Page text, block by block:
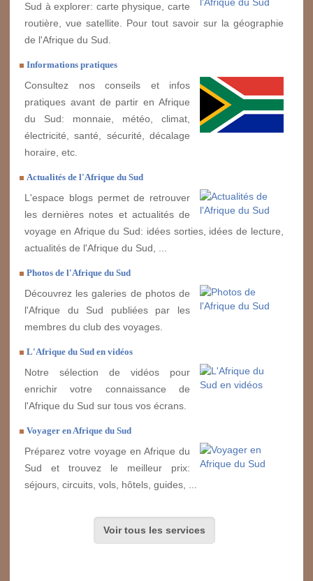
Sud à explorer: carte physique, carte
routière, vue satellite. Pour tout savoir sur la géographie
de l'Afrique du Sud.
Informations pratiques
Consultez nos conseils et infos
pratiques avant de partir en Afrique
du Sud: monnaie, météo, climat,
électricité, santé, sécurité, décalage
horaire, etc.
Actualités de l'Afrique du Sud
L'espace blogs permet de retrouver
les dernières notes et actualités de
voyage en Afrique du Sud: idées sorties, idées de lecture,
actualités de l'Afrique du Sud, ...
Photos de l'Afrique du Sud
Découvrez les galeries de photos de
l'Afrique du Sud publiées par les
membres du club des voyages.
L'Afrique du Sud en vidéos
Notre sélection de vidéos pour
enrichir votre connaissance de
l'Afrique du Sud sur tous vos écrans.
Voyager en Afrique du Sud
Préparez votre voyage en Afrique du
Sud et trouvez le meilleur prix:
séjours, circuits, vols, hôtels, guides, ...
Voir tous les services